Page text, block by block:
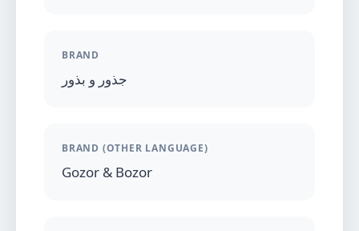
BRAND
جذور و بذور
BRAND (OTHER LANGUAGE)
Gozor & Bozor